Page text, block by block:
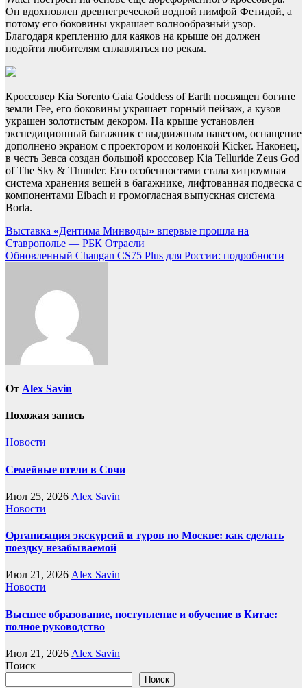
Он вдохновлен древнегреческой водной нимфой Фетидой, а
потому его боковины украшает волнообразный узор.
Благодаря креплению для каяков на крыше он должен
подойти любителям сплавляться по рекам.
Кроссовер Kia Sorento Gaia Goddess of Earth посвящен богине
земли Гее, его боковины украшает горный пейзаж, а кузов
украшен золотистым декором. На крыше установлен
экспедиционный багажник с выдвижным навесом, оснащение
дополнено экраном с проектором и колонкой Kicker. Наконец,
в честь Зевса создан большой кроссовер Kia Telluride Zeus God
of The Sky & Thunder. Его особенностями стала хитроумная
система хранения вещей в багажнике, лифтованная подвеска с
компонентами Eibach и громогласная выпускная система
Borla.
Навигация
по
Выставка «Дентима Минводы» впервые прошла на
Ставрополье — РБК Отрасли
Обновленный Changan CS75 Plus для России: подробности
От Alex Savin
Похожая запись
Новости
Семейные отели в Сочи
Июл 25, 2026 Alex Savin
Новости
Организация экскурсий и туров по Москве: как сделать
поездку незабываемой
Июл 21, 2026 Alex Savin
Новости
Высшее образование, поступление и обучение в Китае:
полное руководство
Июл 21, 2026 Alex Savin
Поиск
Поиск